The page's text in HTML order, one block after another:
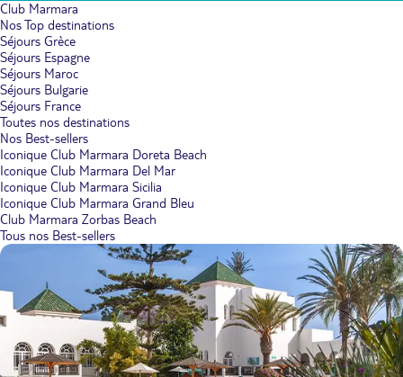
Club Marmara
Nos Top destinations
Séjours Grèce
Séjours Espagne
Séjours Maroc
Séjours Bulgarie
Séjours France
Toutes nos destinations
Nos Best-sellers
Iconique Club Marmara Doreta Beach
Iconique Club Marmara Del Mar
Iconique Club Marmara Sicilia
Iconique Club Marmara Grand Bleu
Club Marmara Zorbas Beach
Tous nos Best-sellers